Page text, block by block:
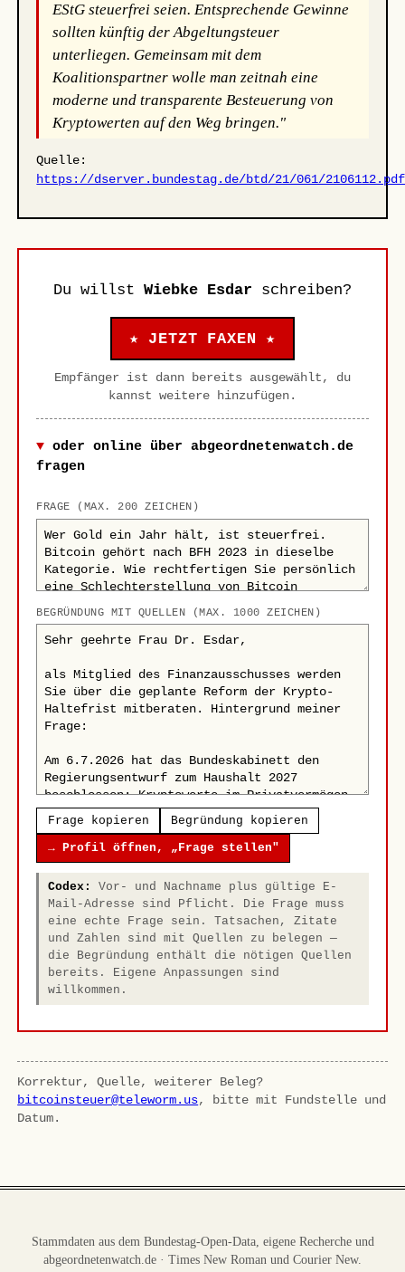
EStG steuerfrei seien. Entsprechende Gewinne
sollten künftig der Abgeltungsteuer
unterliegen. Gemeinsam mit dem
Koalitionspartner wolle man zeitnah eine
moderne und transparente Besteuerung von
Kryptowerten auf den Weg bringen."
Quelle:
https://dserver.bundestag.de/btd/21/061/2106112.pdf
Du willst Wiebke Esdar schreiben?
★ JETZT FAXEN ★
Empfänger ist dann bereits ausgewählt, du
kannst weitere hinzufügen.
oder online über abgeordnetenwatch.de
fragen
FRAGE (MAX. 200 ZEICHEN)
BEGRÜNDUNG MIT QUELLEN (MAX. 1000 ZEICHEN)
Frage kopieren Begründung kopieren
→ Profil öffnen, „Frage stellen"
Codex:
Vor- und Nachname plus gültige E-
Mail-Adresse sind Pflicht. Die Frage muss
eine echte Frage sein. Tatsachen, Zitate
und Zahlen sind mit Quellen zu belegen —
die Begründung enthält die nötigen Quellen
bereits. Eigene Anpassungen sind
willkommen.
Korrektur, Quelle, weiterer Beleg?
bitcoinsteuer@teleworm.us, bitte mit Fundstelle und
Datum.
Stammdaten aus dem Bundestag-Open-Data, eigene Recherche und
abgeordnetenwatch.de · Times New Roman und Courier New.